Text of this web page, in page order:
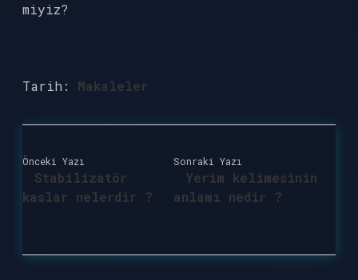
miyiz?
Tarih: Makaleler
Önceki Yazı
Stabilizatör
kaslar nelerdir ?
Sonraki Yazı
Yerim kelimesinin
anlamı nedir ?